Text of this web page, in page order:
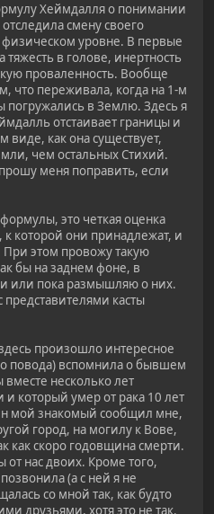
Хеймдалля о понимании
смену своего
физическом уровне. В первые
в голове, инертность
проваленность. Вообще
что переживала, когда на 1-м
погружались в Землю. Здесь я
отстаивает границы и
виде, как она существует,
чем остальных Стихий.
меня поправить, если
это четкая оценка
которой они принадлежат, и
При этом провожу такую
бы на заднем фоне, в
или пока размышляю о них.
касты
произошло интересное
повода) вспомнила о бывшем
несколько лет
который умер от рака 10 лет
мой знакомый сообщил мне,
город, на могилу к Вове,
как скоро годовщина смерти.
нас двоих. Кроме того,
(а с ней я не
со мной так, как будто
друзьями, хотя это не так.